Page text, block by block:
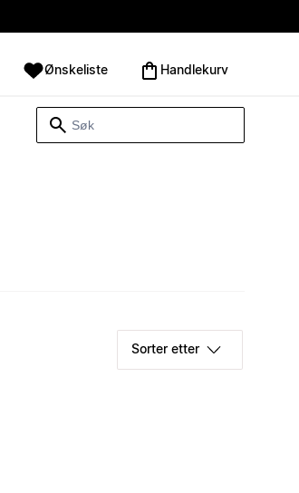
Ønskeliste Handlekurv
Sorter etter